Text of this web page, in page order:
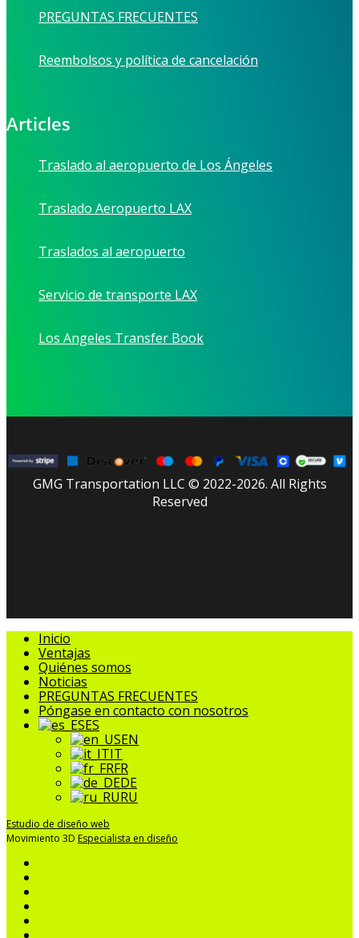
PREGUNTAS FRECUENTES
Reembolsos y política de cancelación
Articles
Traslado al aeropuerto de Los Ángeles
Traslado Aeropuerto LAX
Traslados al aeropuerto
Servicio de transporte LAX
Los Angeles Transfer Book
GMG Transportation LLC © 2022-2026. All Rights
Reserved
Cerrar
Menú
Inicio
Ventajas
Quiénes somos
Noticias
PREGUNTAS FRECUENTES
Póngase en contacto con nosotros
ES
EN
IT
FR
DE
RU
Estudio de diseño web
Movimiento 3D Especialista en diseño